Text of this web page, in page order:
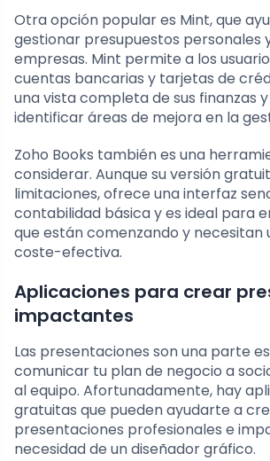
Otra opción popular es Mint, que
gestionar presupuestos personales
empresas. Mint permite a los
cuentas bancarias y tarjetas de
una vista completa de sus finanzas
identificar áreas de mejora en la
Zoho Books también es una
considerar. Aunque su versión
limitaciones, ofrece una interfaz
contabilidad básica y es ideal para
que están comenzando y necesitan
coste-efectiva.
Aplicaciones para crear
impactantes
Las presentaciones son una parte
comunicar tu plan de negocio a
al equipo. Afortunadamente, hay
gratuitas que pueden ayudarte a
presentaciones profesionales e
necesidad de un diseñador gráfico.